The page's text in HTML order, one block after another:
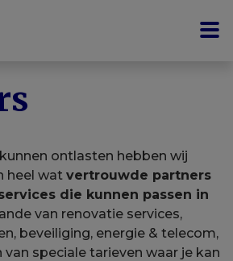
ontlasten hebben wij
heel wat vertrouwde partners
die kunnen passen in
van renovatie services,
beveiliging, energie & telecom,
speciale tarieven waar je kan